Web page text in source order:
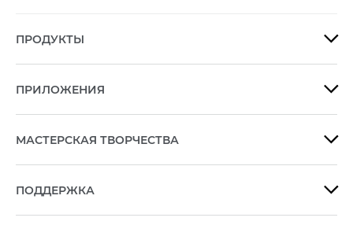
ПРОДУКТЫ 
ПРИЛОЖЕНИЯ 
МАСТЕРСКАЯ ТВОРЧЕСТВА 
ПОДДЕРЖКА 